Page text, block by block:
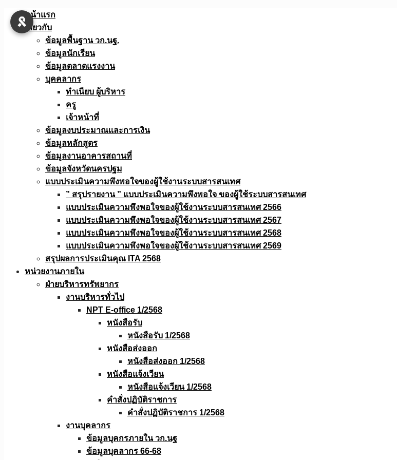
Skip
หน้าแรก
เกี่ยวกับ
ข้อมูลพื้นฐาน วก.นฐ.
ข้อมูลนักเรียน
ข้อมูลตลาดแรงงาน
บุคคลากร
ทำเนียบ ผู้บริหาร
ครู
เจ้าหน้าที่
ข้อมูลงบประมาณเเละการเงิน
ข้อมูลหลักสูตร
ข้อมูลงานอาคารสถานที่
ข้อมูลจังหวัดนครปฐม
แบบประเมินความพึงพอใจของผู้ใช้งานระบบสารสนเทศ
” สรุปรายงาน ” แบบประเมินความพึงพอใจ ของผู้ใช้ระบบสารสนเทศ
แบบประเมินความพึงพอใจของผู้ใช้งานระบบสารสนเทศ 2566
แบบประเมินความพึงพอใจของผู้ใช้งานระบบสารสนเทศ 2567
แบบประเมินความพึงพอใจของผู้ใช้งานระบบสารสนเทศ 2568
แบบประเมินความพึงพอใจของผู้ใช้งานระบบสารสนเทศ 2569
สรุปผลการประเมินคุณ ITA 2568
หน่วยงานภายใน
ฝ่ายบริหารทรัพยากร
งานบริหารทั่วไป
NPT E-office 1/2568
หนังสือรับ
หนังสือรับ 1/2568
หนังสือส่งออก
หนังสือส่งออก 1/2568
หนังสือแจ้งเวียน
หนังสือเเจ้งเวียน 1/2568
คำสั่งปฏิบัติราชการ
คำสั่งปฏิบัติราชการ 1/2568
งานบุคลากร
ข้อมูลบุคกรภายใน วก.นฐ
ข้อมูลบุคลากร 66-68